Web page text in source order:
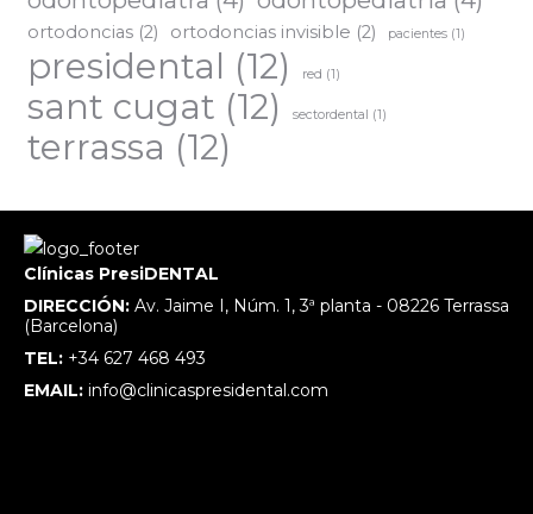
ortodoncias (2) ortodoncias invisible (2) pacientes (1)
presidental (12) red (1)
sant cugat (12) sectordental (1)
terrassa (12)
Clínicas PresiDENTAL
DIRECCIÓN: Av. Jaime I, Núm. 1, 3ª planta - 08226 Terrassa
(Barcelona)
TEL: +34 627 468 493
EMAIL: info@clinicaspresidental.com